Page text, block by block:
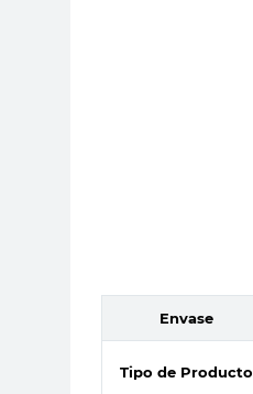
Envase
Tipo de Producto